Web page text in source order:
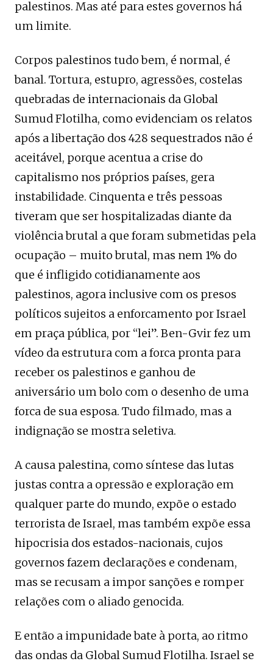
palestinos. Mas até para estes governos há
um limite.
Corpos palestinos tudo bem, é normal, é
banal. Tortura, estupro, agressões, costelas
quebradas de internacionais da Global
Sumud Flotilha, como evidenciam os relatos
após a libertação dos 428 sequestrados não é
aceitável, porque acentua a crise do
capitalismo nos próprios países, gera
instabilidade. Cinquenta e três pessoas
tiveram que ser hospitalizadas diante da
violência brutal a que foram submetidas pela
ocupação – muito brutal, mas nem 1% do
que é infligido cotidianamente aos
palestinos, agora inclusive com os presos
políticos sujeitos a enforcamento por Israel
em praça pública, por “lei”. Ben-Gvir fez um
vídeo da estrutura com a forca pronta para
receber os palestinos e ganhou de
aniversário um bolo com o desenho de uma
forca de sua esposa. Tudo filmado, mas a
indignação se mostra seletiva.
A causa palestina, como síntese das lutas
justas contra a opressão e exploração em
qualquer parte do mundo, expõe o estado
terrorista de Israel, mas também expõe essa
hipocrisia dos estados-nacionais, cujos
governos fazem declarações e condenam,
mas se recusam a impor sanções e romper
relações com o aliado genocida.
E então a impunidade bate à porta, ao ritmo
das ondas da Global Sumud Flotilha. Israel se